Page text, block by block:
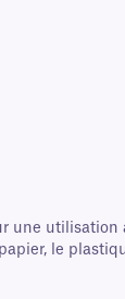
utilisation
le